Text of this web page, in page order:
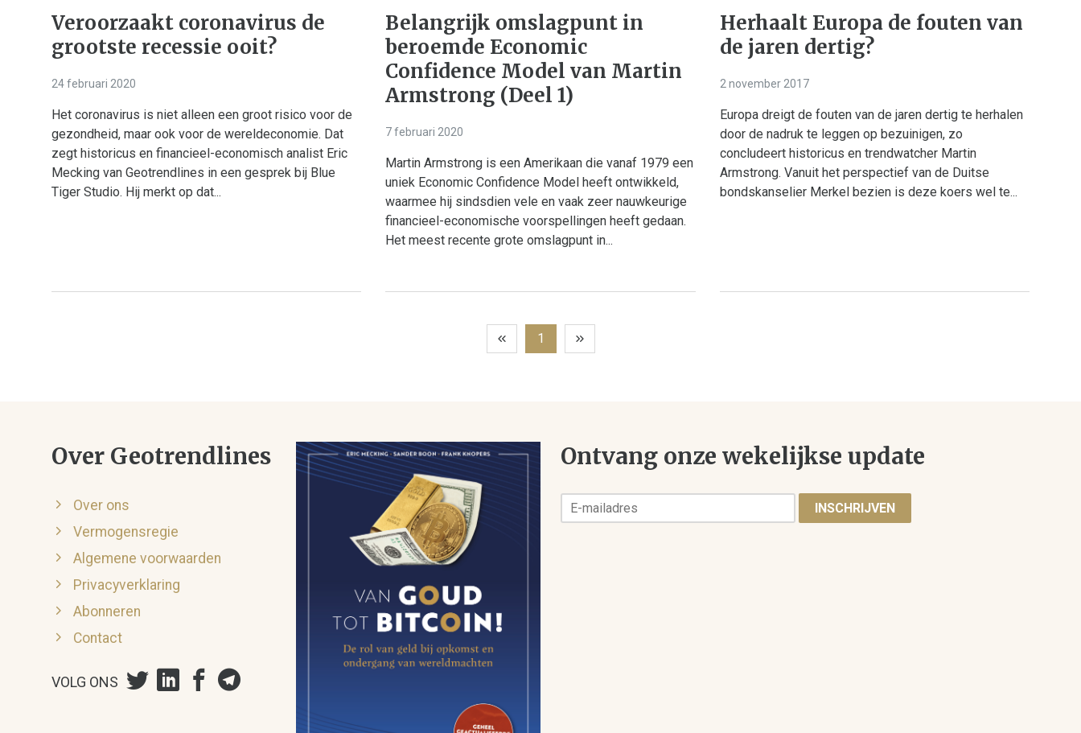
Veroorzaakt coronavirus de
grootste recessie ooit?
24 februari 2020
Het coronavirus is niet alleen een groot risico voor de
gezondheid, maar ook voor de wereldeconomie. Dat
zegt historicus en financieel-economisch analist Eric
Mecking van Geotrendlines in een gesprek bij Blue
Tiger Studio. Hij merkt op dat...
Belangrijk omslagpunt in
beroemde Economic
Confidence Model van Martin
Armstrong (Deel 1)
7 februari 2020
Martin Armstrong is een Amerikaan die vanaf 1979 een
uniek Economic Confidence Model heeft ontwikkeld,
waarmee hij sindsdien vele en vaak zeer nauwkeurige
financieel-economische voorspellingen heeft gedaan.
Het meest recente grote omslagpunt in...
Herhaalt Europa de fouten van
de jaren dertig?
2 november 2017
Europa dreigt de fouten van de jaren dertig te herhalen
door de nadruk te leggen op bezuinigen, zo
concludeert historicus en trendwatcher Martin
Armstrong. Vanuit het perspectief van de Duitse
bondskanselier Merkel bezien is deze koers wel te...
1
Over Geotrendlines
Over ons
Vermogensregie
Algemene voorwaarden
Privacyverklaring
Abonneren
Contact
VOLG ONS
Ontvang onze wekelijkse update
INSCHRIJVEN